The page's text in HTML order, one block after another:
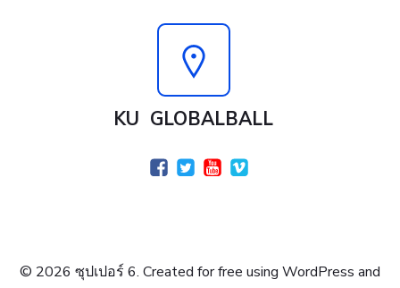
KU GLOBALBALL
© 2026 ซุปเปอร์ 6. Created for free using WordPress and